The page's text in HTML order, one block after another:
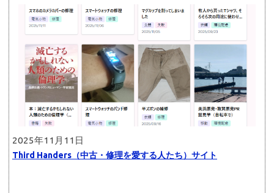
2025年11月11日
Third Handers（中古・修理を愛する人たち）サイト